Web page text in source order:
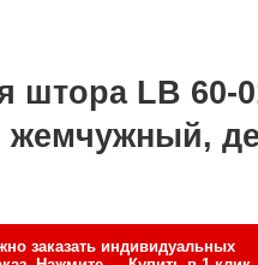
штора LB 60-
жемчужный,